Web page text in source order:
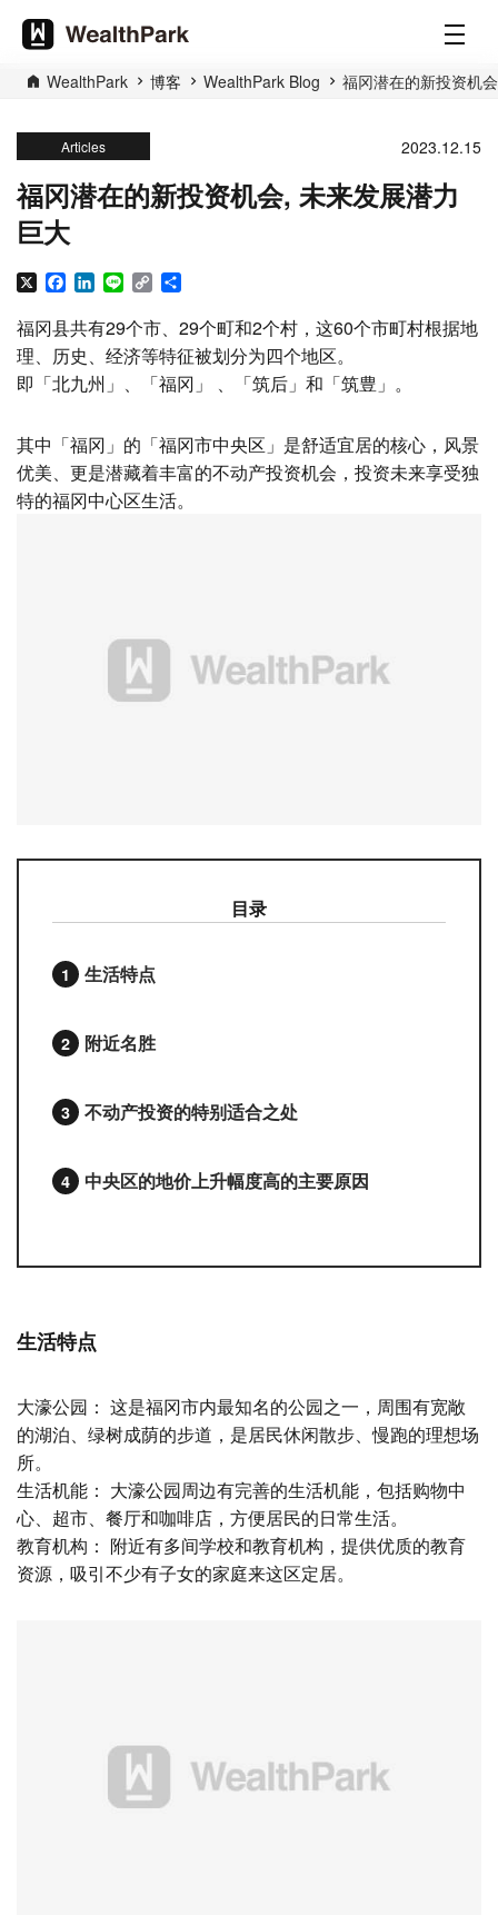
WealthPark 博客 WealthPark Blog 福冈潜在的新投资机
Articles 2023.12.15
福冈潜在的新投资机会, 未来发展潜力
巨大
X Facebook
LinkedIn
Line Copy
福冈县共有29个市、29个町和2个村，这60个市町村根据地
理、历史、经济等特征被划分为四个地区。
即「北九州」、「福冈」 、「筑后」和「筑豊」。
其中「福冈」的「福冈市中央区」是舒适宜居的核心，风景
优美、更是潜藏着丰富的不动产投资机会，投资未来享受独
特的福冈中心区生活。
目录
生活特点
附近名胜
不动产投资的特别适合之处
中央区的地价上升幅度高的主要原因
生活特点
大濠公园： 这是福冈市内最知名的公园之一，周围有宽敞
的湖泊、绿树成荫的步道，是居民休闲散步、慢跑的理想场
所。
生活机能： 大濠公园周边有完善的生活机能，包括购物中
心、超市、餐厅和咖啡店，方便居民的日常生活。
教育机构： 附近有多间学校和教育机构，提供优质的教育
资源，吸引不少有子女的家庭来这区定居。